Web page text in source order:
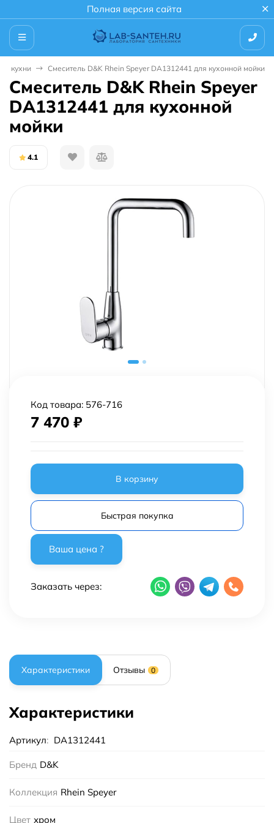
Полная версия сайта
кухни Смеситель D&K Rhein Speyer DA1312441 для кухонной мойки
Смеситель D&K Rhein Speyer
DA1312441 для кухонной
мойки
4.1
Код товара: 576-716
7 470 ₽
В корзину
Быстрая покупка
Заказать через:
Характеристики Отзывы 0
Характеристики
Артикул: DA1312441
Бренд D&K
Коллекция Rhein Speyer
Цвет хром